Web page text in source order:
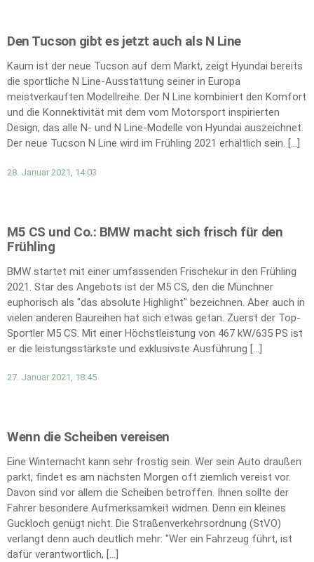
Den Tucson gibt es jetzt auch als N Line
Kaum ist der neue Tucson auf dem Markt, zeigt Hyundai bereits
die sportliche N Line-Ausstattung seiner in Europa
meistverkauften Modellreihe. Der N Line kombiniert den Komfort
und die Konnektivität mit dem vom Motorsport inspirierten
Design, das alle N- und N Line-Modelle von Hyundai auszeichnet.
Der neue Tucson N Line wird im Frühling 2021 erhältlich sein. […]
28. Januar 2021, 14:03
M5 CS und Co.: BMW macht sich frisch für den
Frühling
BMW startet mit einer umfassenden Frischekur in den Frühling
2021. Star des Angebots ist der M5 CS, den die Münchner
euphorisch als "das absolute Highlight" bezeichnen. Aber auch in
vielen anderen Baureihen hat sich etwas getan. Zuerst der Top-
Sportler M5 CS. Mit einer Höchstleistung von 467 kW/635 PS ist
er die leistungsstärkste und exklusivste Ausführung […]
27. Januar 2021, 18:45
Wenn die Scheiben vereisen
Eine Winternacht kann sehr frostig sein. Wer sein Auto draußen
parkt, findet es am nächsten Morgen oft ziemlich vereist vor.
Davon sind vor allem die Scheiben betroffen. Ihnen sollte der
Fahrer besondere Aufmerksamkeit widmen. Denn ein kleines
Guckloch genügt nicht. Die Straßenverkehrsordnung (StVO)
verlangt denn auch deutlich mehr: "Wer ein Fahrzeug führt, ist
dafür verantwortlich, […]